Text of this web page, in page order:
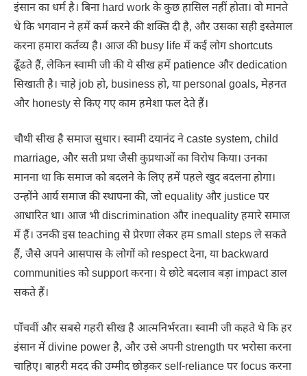
इंसान का धर्म है। बिना hard work के कुछ हासिल नहीं होता। वो मानते
थे कि भगवान ने हमें कर्म करने की शक्ति दी है, और उसका सही इस्तेमाल
करना हमारा कर्तव्य है। आज की busy life में कई लोग shortcuts
ढूँढते हैं, लेकिन स्वामी जी की ये सीख हमें patience और dedication
सिखाती है। चाहे job हो, business हो, या personal goals, मेहनत
और honesty से किए गए काम हमेशा फल देते हैं।
चौथी सीख है समाज सुधार। स्वामी दयानंद ने caste system, child
marriage, और सती प्रथा जैसी कुप्रथाओं का विरोध किया। उनका
मानना था कि समाज को बदलने के लिए हमें पहले खुद बदलना होगा।
उन्होंने आर्य समाज की स्थापना की, जो equality और justice पर
आधारित था। आज भी discrimination और inequality हमारे समाज
में हैं। उनकी इस teaching से प्रेरणा लेकर हम small steps ले सकते
हैं, जैसे अपने आसपास के लोगों को respect देना, या backward
communities को support करना। ये छोटे बदलाव बड़ा impact डाल
सकते हैं।
पाँचवीं और सबसे गहरी सीख है आत्मनिर्भरता। स्वामी जी कहते थे कि हर
इंसान में divine power है, और उसे अपनी strength पर भरोसा करना
चाहिए। बाहरी मदद की उम्मीद छोड़कर self-reliance पर focus करना